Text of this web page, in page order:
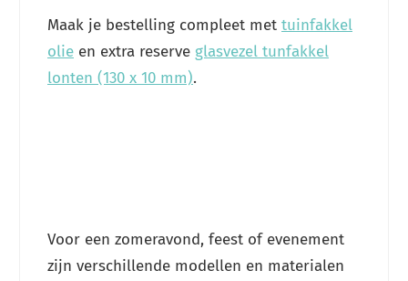
Maak je bestelling compleet met tuinfakkel
olie en extra reserve glasvezel tunfakkel
lonten (130 x 10 mm).
Voor een zomeravond, feest of evenement
zijn verschillende modellen en materialen